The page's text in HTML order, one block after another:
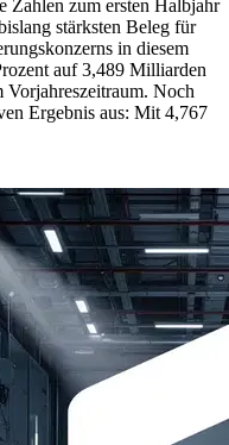
Zahlen zum ersten Halbjahr
stärksten Beleg für
in diesem
auf 3,489 Milliarden
Noch
Ergebnis aus: Mit 4,767